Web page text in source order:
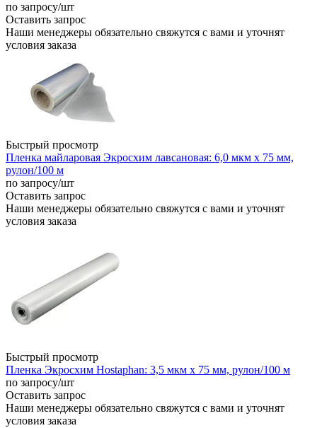
по запросу/шт
Оставить запрос
Наши менеджеры обязательно свяжутся с вами и уточнят
условия заказа
Быстрый просмотр
Пленка майларовая Экросхим лавсановая: 6,0 мкм х 75 мм,
рулон/100 м
по запросу/шт
Оставить запрос
Наши менеджеры обязательно свяжутся с вами и уточнят
условия заказа
Быстрый просмотр
Пленка Экросхим Hostaphan: 3,5 мкм х 75 мм, рулон/100 м
по запросу/шт
Оставить запрос
Наши менеджеры обязательно свяжутся с вами и уточнят
условия заказа